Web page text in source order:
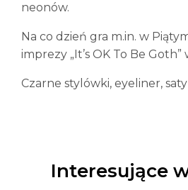
neonów.
Na co dzień gra m.in. w
imprezy „It’s OK To Be
Czarne stylówki, eyeliner,
Interesujące